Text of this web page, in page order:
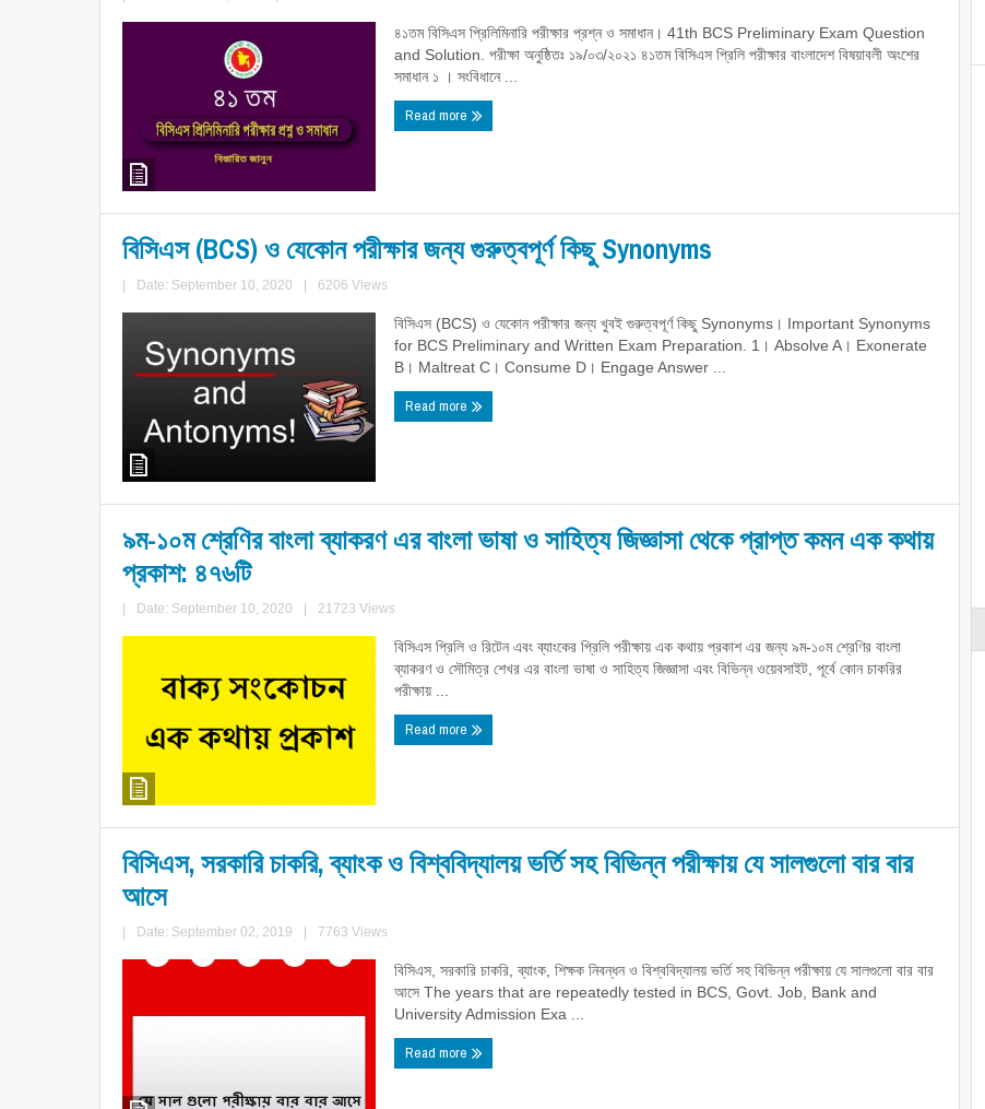
৪১তম বিসিএস প্রিলিমিনারি পরীক্ষার প্রশ্ন ও সমাধান। 41th BCS Preliminary Exam Question
and Solution. পরীক্ষা অনুষ্ঠিতঃ ১৯/০৩/২০২১ ৪১তম বিসিএস প্রিলি পরীক্ষার বাংলাদেশ বিষয়াবলী অংশের
সমাধান ১ । সংবিধানে ...
Read more
বিসিএস (BCS) ও যেকোন পরীক্ষার জন্য গুরুত্বপূর্ণ কিছু Synonyms
Date: September 10, 2020 6206 Views
বিসিএস (BCS) ও যেকোন পরীক্ষার জন্য খুবই গুরুত্বপূর্ণ কিছু Synonyms। Important Synonyms
for BCS Preliminary and Written Exam Preparation. 1। Absolve A। Exonerate
B। Maltreat C। Consume D। Engage Answer ...
Read more
৯ম-১০ম শ্রেণির বাংলা ব্যাকরণ এর বাংলা ভাষা ও সাহিত্য জিজ্ঞাসা থেকে প্রাপ্ত কমন এক কথায়
প্রকাশ: ৪৭৬টি
Date: September 10, 2020 21723 Views
বিসিএস প্রিলি ও রিটেন এবং ব্যাংকের প্রিলি পরীক্ষায় এক কথায় প্রকাশ এর জন্য ৯ম-১০ম শ্রেণির বাংলা
ব্যাকরণ ও সৌমিত্র শেখর এর বাংলা ভাষা ও সাহিত্য জিজ্ঞাসা এবং বিভিন্ন ওয়েবসাইট, পূর্বে কোন চাকরির
পরীক্ষায় ...
Read more
বিসিএস, সরকারি চাকরি, ব্যাংক ও বিশ্ববিদ্যালয় ভর্তি সহ বিভিন্ন পরীক্ষায় যে সালগুলো বার বার
আসে
Date: September 02, 2019 7763 Views
বিসিএস, সরকারি চাকরি, ব্যাংক, শিক্ষক নিবন্ধন ও বিশ্ববিদ্যালয় ভর্তি সহ বিভিন্ন পরীক্ষায় যে সালগুলো বার বার
আসে The years that are repeatedly tested in BCS, Govt. Job, Bank and
University Admission Exa ...
Read more